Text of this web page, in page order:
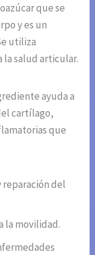
que se
y es un
utiliza
salud articular.
ayuda a
cartílago,
que
reparación del
la movilidad.